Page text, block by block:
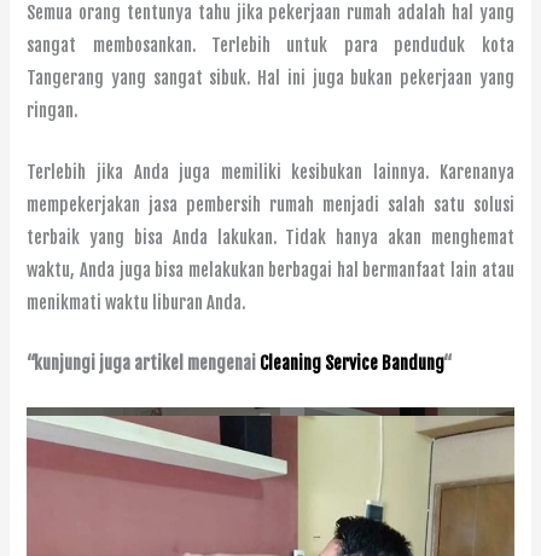
Semua orang tentunya tahu jika pekerjaan rumah adalah hal yang
sangat membosankan. Terlebih untuk para penduduk kota
Tangerang yang sangat sibuk. Hal ini juga bukan pekerjaan yang
ringan.
Terlebih jika Anda juga memiliki kesibukan lainnya. Karenanya
mempekerjakan jasa pembersih rumah menjadi salah satu solusi
terbaik yang bisa Anda lakukan. Tidak hanya akan menghemat
waktu, Anda juga bisa melakukan berbagai hal bermanfaat lain atau
menikmati waktu liburan Anda.
“kunjungi juga artikel mengenai Cleaning Service Bandung“